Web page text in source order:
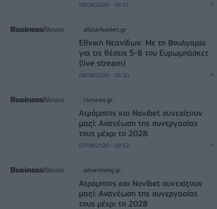
08/08/2026 - 06:51
allstarbasket.gr
Εθνική Νεανίδων: Με τη Βουλγαρία
για τις θέσεις 5-8 του Ευρωμπάσκετ
(live stream)
08/08/2026 - 05:50
csrnews.gr
Ατρόμητος και Novibet συνεχίζουν
μαζί: Ανανέωση της συνεργασίας
τους μέχρι το 2028
07/08/2026 - 08:52
advertising.gr
Ατρόμητος και Novibet συνεχίζουν
μαζί: Ανανέωση της συνεργασίας
τους μέχρι το 2028